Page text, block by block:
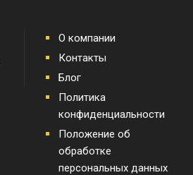
О компании
Контакты
Блог
Политика
конфиденциальности
Положение об
обработке
персональных данных